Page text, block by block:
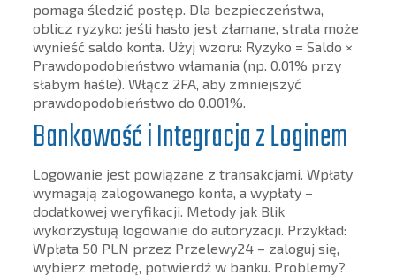
pomaga śledzić postęp. Dla bezpieczeństwa,
oblicz ryzyko: jeśli hasło jest złamane, strata może
wynieść saldo konta. Użyj wzoru: Ryzyko = Saldo ×
Prawdopodobieństwo włamania (np. 0.01% przy
słabym haśle). Włącz 2FA, aby zmniejszyć
prawdopodobieństwo do 0.001%.
Bankowość i Integracja z Loginem
Logowanie jest powiązane z transakcjami. Wpłaty
wymagają zalogowanego konta, a wypłaty –
dodatkowej weryfikacji. Metody jak Blik
wykorzystują logowanie do autoryzacji. Przykład:
Wpłata 50 PLN przez Przelewy24 – zaloguj się,
wybierz metodę, potwierdź w banku. Problemy?